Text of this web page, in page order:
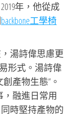
年，他從成
backbone工學椅
湯詩偉思慮更
形式。湯詩偉
產物生態”。
，融進日常用
時堅持產物的